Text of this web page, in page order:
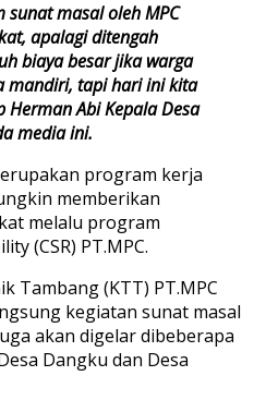
masal oleh MPC
apalagi ditengah
biaya besar jika warga
mandiri, tapi hari ini kita
Herman Abi Kepala Desa
media ini.
program kerja
memberikan
melalu program
(CSR) PT.MPC.
Tambang (KTT) PT.MPC
kegiatan sunat masal
akan digelar dibeberapa
Dangku dan Desa